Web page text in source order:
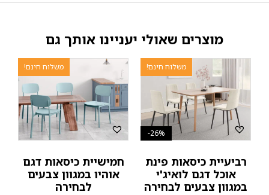
מוצרים שאולי יעניינו אותך גם
משלוח חינם!
26%-
רביעיית כיסאות פינת
אוכל דגם לואיג'י
במגוון צבעים לבחירה
משלוח חינם!
חמישיית כיסאות דגם
אוהיו במגוון צבעים
לבחירה